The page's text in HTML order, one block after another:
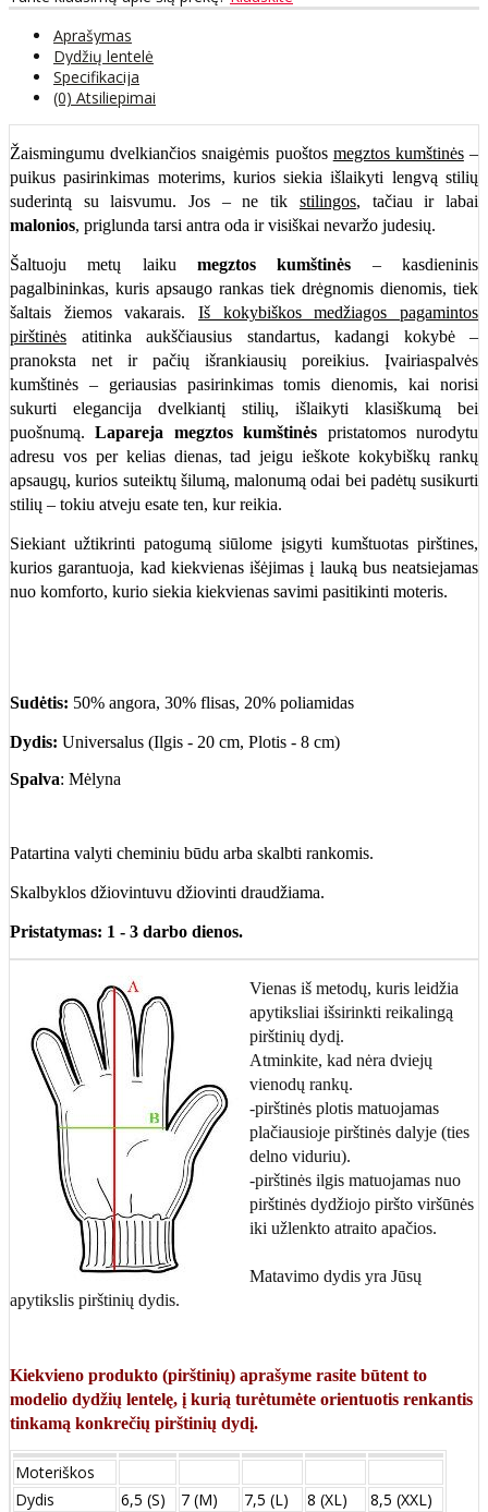
Aprašymas
Dydžių lentelė
Specifikacija
(0) Atsiliepimai
Žaismingumu dvelkiančios snaigėmis puoštos megztos kumštinės–
puikus pasirinkimas moterims, kurios siekia išlaikyti lengvą stilių
suderintą su laisvumu. Jos – ne tik stilingos, tačiau ir labai
malonios, priglunda tarsi antra oda ir visiškai nevaržo judesių.
Šaltuoju metų laiku megztos kumštinės – kasdieninis
pagalbininkas, kuris apsaugo rankas tiek drėgnomis dienomis, tiek
šaltais žiemos vakarais. Iš kokybiškos medžiagos pagamintos
pirštinės atitinka aukščiausius standartus, kadangi kokybė –
pranoksta net ir pačių išrankiausių poreikius. Įvairiaspalvės
kumštinės – geriausias pasirinkimas tomis dienomis, kai norisi
sukurti elegancija dvelkiantį stilių, išlaikyti klasiškumą bei
puošnumą.Lapareja megztos kumštinės pristatomos nurodytu
adresu vos per kelias dienas, tad jeigu ieškote kokybiškų rankų
apsaugų, kurios suteiktų šilumą, malonumą odai bei padėtų susikurti
stilių – tokiu atveju esate ten, kur reikia.
Siekiant užtikrinti patogumą siūlome įsigyti kumštuotas pirštines,
kurios garantuoja, kad kiekvienas išėjimas į lauką bus neatsiejamas
nuo komforto, kurio siekia kiekvienas savimi pasitikinti moteris.
Sudėtis: 50% angora, 30% flisas, 20% poliamidas
Dydis: Universalus (Ilgis - 20 cm, Plotis - 8 cm)
Spalva: Mėlyna
Patartina valyti cheminiu būdu arba skalbti rankomis.
Skalbyklos džiovintuvu džiovinti draudžiama.
Pristatymas: 1 - 3 darbo dienos.
Vienas iš metodų, kuris leidžia
apytiksliai išsirinkti reikalingą
pirštinių dydį.
Atminkite, kad nėra dviejų
vienodų rankų.
-pirštinės plotis matuojamas
plačiausioje pirštinės dalyje (ties
delno viduriu).
-pirštinės ilgis matuojamas nuo
pirštinės dydžiojo piršto viršūnės
iki užlenkto atraito apačios.
Matavimo dydis yra Jūsų
apytikslis pirštinių dydis.
Kiekvieno produkto (pirštinių) aprašyme rasite būtent to
modelio dydžių lentelę, į kurią turėtumėte orientuotis renkantis
tinkamą konkrečių pirštinių dydį.
Moteriškos
Dydis
6,5 (S) 7 (M) 7,5 (L) 8 (XL)
8,5 (XXL)